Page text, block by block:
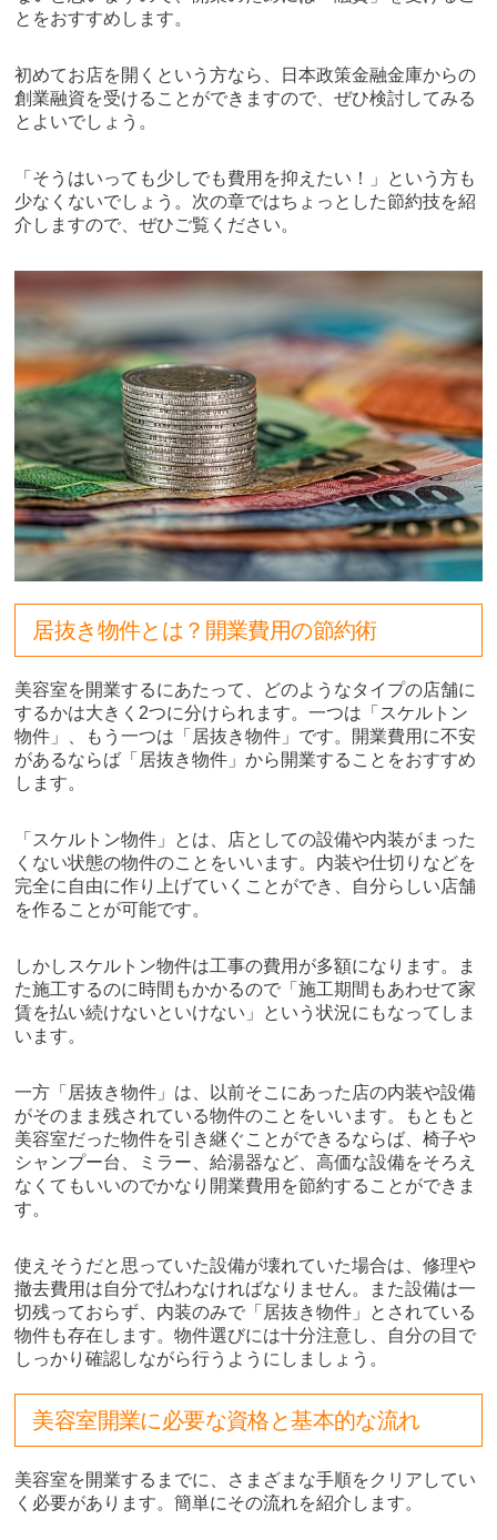
とをおすすめします。
初めてお店を開くという方なら、日本政策金融金庫からの
創業融資を受けることができますので、ぜひ検討してみる
とよいでしょう。
「そうはいっても少しでも費用を抑えたい！」という方も
少なくないでしょう。次の章ではちょっとした節約技を紹
介しますので、ぜひご覧ください。
居抜き物件とは？開業費用の節約術
美容室を開業するにあたって、どのようなタイプの店舗に
するかは大きく2つに分けられます。一つは「スケルトン
物件」、もう一つは「居抜き物件」です。開業費用に不安
があるならば「居抜き物件」から開業することをおすすめ
します。
「スケルトン物件」とは、店としての設備や内装がまった
くない状態の物件のことをいいます。内装や仕切りなどを
完全に自由に作り上げていくことができ、自分らしい店舗
を作ることが可能です。
しかしスケルトン物件は工事の費用が多額になります。ま
た施工するのに時間もかかるので「施工期間もあわせて家
賃を払い続けないといけない」という状況にもなってしま
います。
一方「居抜き物件」は、以前そこにあった店の内装や設備
がそのまま残されている物件のことをいいます。もともと
美容室だった物件を引き継ぐことができるならば、椅子や
シャンプー台、ミラー、給湯器など、高価な設備をそろえ
なくてもいいのでかなり開業費用を節約することができま
す。
使えそうだと思っていた設備が壊れていた場合は、修理や
撤去費用は自分で払わなければなりません。また設備は一
切残っておらず、内装のみで「居抜き物件」とされている
物件も存在します。物件選びには十分注意し、自分の目で
しっかり確認しながら行うようにしましょう。
美容室開業に必要な資格と基本的な流れ
美容室を開業するまでに、さまざまな手順をクリアしてい
く必要があります。簡単にその流れを紹介します。